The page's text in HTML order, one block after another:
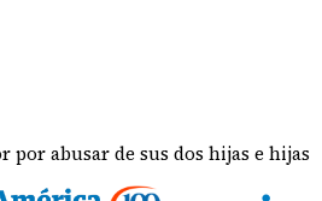
de sus dos hijas e hijastra